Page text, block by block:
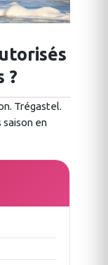
?
Trégastel.
en